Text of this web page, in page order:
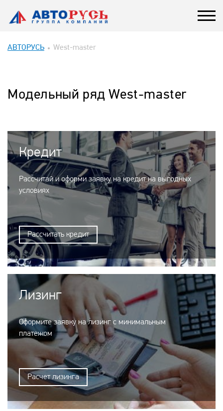
АВТОРУСЬ West-master
Модельный ряд West-master
Кредит
Рассчитай и оформи заявку на кредит на выгодных
условиях
Рассчитать кредит
Лизинг
Оформите заявку на лизинг с минимальным
платежом
Расчет лизинга